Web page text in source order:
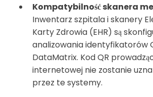
Kompatybilność skanera
Inwentarz szpitala i skanery
Karty Zdrowia (EHR) są
analizowania identyfikatorów
DataMatrix. Kod QR
internetowej nie zostanie
przez te systemy.